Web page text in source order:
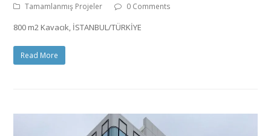
Tamamlanmış Projeler
0 Comments
800 m2 Kavacık, İSTANBUL/TÜRKİYE
Read More